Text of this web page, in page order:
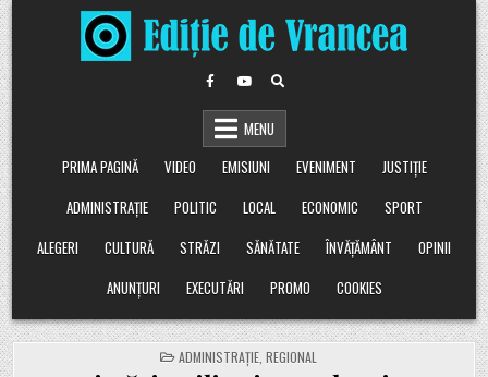
Skip
to
content
MENU
PRIMA PAGINĂ
VIDEO EMISIUNI EVENIMENT
JUSTIȚIE
ADMINISTRAȚIE
POLITIC LOCAL ECONOMIC
SPORT
ALEGERI
CULTURĂ STRĂZI SĂNĂTATE ÎNVĂȚĂMÂNT
OPINII
ANUNȚURI
EXECUTĂRI PROMO COOKIES
POSTED
IN
ADMINISTRAȚIE REGIONAL